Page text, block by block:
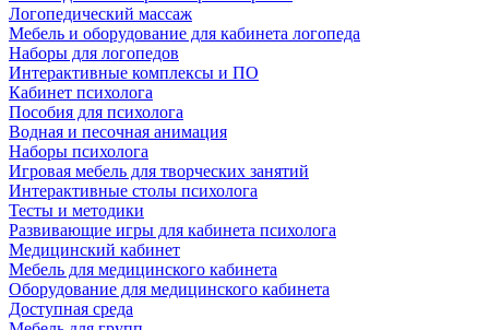
Логопедический массаж
Мебель и оборудование для кабинета логопеда
Наборы для логопедов
Интерактивные комплексы и ПО
Кабинет психолога
Пособия для психолога
Водная и песочная анимация
Наборы психолога
Игровая мебель для творческих занятий
Интерактивные столы психолога
Тесты и методики
Развивающие игры для кабинета психолога
Медицинский кабинет
Мебель для медицинского кабинета
Оборудование для медицинского кабинета
Доступная среда